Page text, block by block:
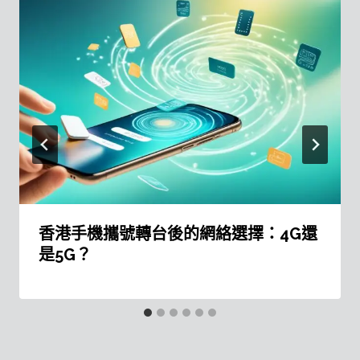
香港手機攜號轉台後的網絡選擇：4G還
是5G？